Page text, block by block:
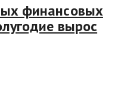
финансовых
вырос